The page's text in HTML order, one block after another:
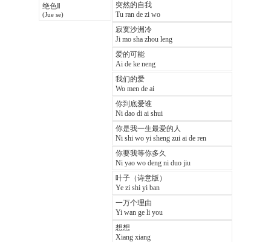
绝色Ⅱ
(Jue se)
突然的自我
Tu ran de zi wo
寂寞沙洲冷
Ji mo sha zhou leng
爱的可能
Ai de ke neng
我们的爱
Wo men de ai
你到底爱谁
Ni dao di ai shui
你是我一生最爱的人
Ni shi wo yi sheng zui ai de ren
你要我等你多久
Ni yao wo deng ni duo jiu
叶子（诗意版）
Ye zi shi yi ban
一万个理由
Yi wan ge li you
想想
Xiang xiang